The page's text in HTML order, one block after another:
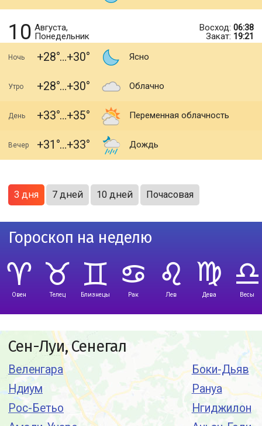
10 Августа,
Понедельник
Восход: 06:38
Закат: 19:21
Ночь +28 +30 Ясно
Утро +28 +30 Облачно
День +33 +35 Переменная облачность
Вечер +31 +33 Дождь
3 дня 7 дней 10 дней Почасовая
Гороскоп на неделю
Овен Телец Близнецы Рак Лев Дева Весы
Сен-Луи, Сенегал
Веленгара
Ндиум
Рос-Бетьо
Боки-Дьяв
Рануа
Нгиджилон